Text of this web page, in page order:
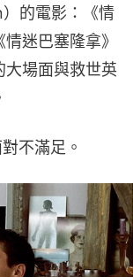
的電影：《情
迷巴塞隆拿》
大場面與救世英
不滿足。